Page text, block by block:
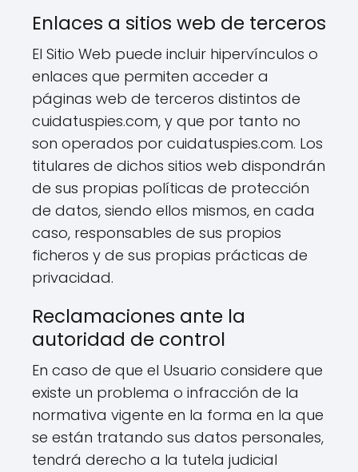
Enlaces a sitios web de terceros
El Sitio Web puede incluir hipervínculos o
enlaces que permiten acceder a
páginas web de terceros distintos de
cuidatuspies.com, y que por tanto no
son operados por cuidatuspies.com. Los
titulares de dichos sitios web dispondrán
de sus propias políticas de protección
de datos, siendo ellos mismos, en cada
caso, responsables de sus propios
ficheros y de sus propias prácticas de
privacidad.
Reclamaciones ante la
autoridad de control
En caso de que el Usuario considere que
existe un problema o infracción de la
normativa vigente en la forma en la que
se están tratando sus datos personales,
tendrá derecho a la tutela judicial